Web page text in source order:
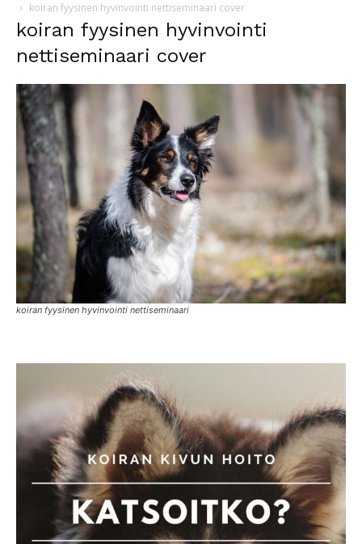
koiran fyysinen hyvinvointi nettiseminaari cover
koiran fyysinen hyvinvointi
nettiseminaari cover
koiran fyysinen hyvinvointi nettiseminaari